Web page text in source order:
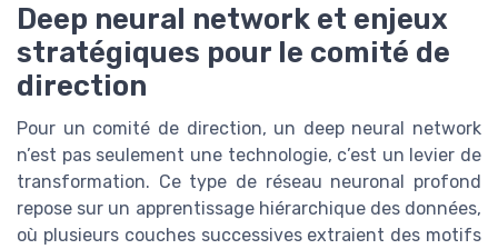
Deep neural network et enjeux
stratégiques pour le comité de
direction
Pour un comité de direction, un deep neural network
n’est pas seulement une technologie, c’est un levier de
transformation. Ce type de réseau neuronal profond
repose sur un apprentissage hiérarchique des données,
où plusieurs couches successives extraient des motifs